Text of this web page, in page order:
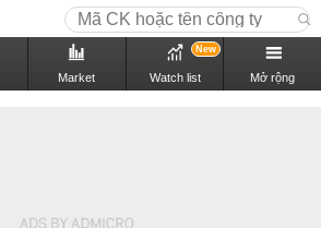
Market Watch list
New
Mở rộng